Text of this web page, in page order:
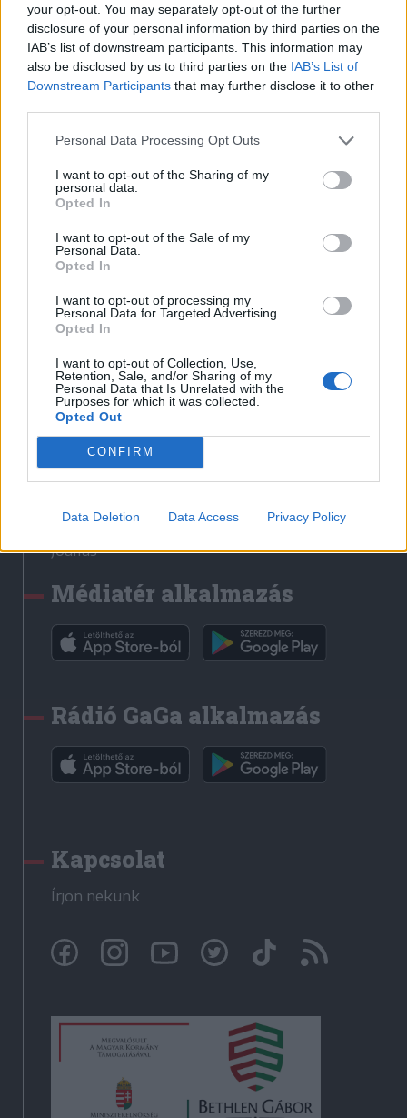
your opt-out. You may separately opt-out of the further
disclosure of your personal information by third parties on the
IAB’s list of downstream participants. This information may
also be disclosed by us to third parties on the IAB’s List of
Downstream Participants that may further disclose it to other
Personal Data Processing Opt Outs
I want to opt-out of the Sharing of my
personal data.
Opted In
I want to opt-out of the Sale of my
Personal Data.
Opted In
I want to opt-out of processing my
Personal Data for Targeted Advertising.
Opted In
I want to opt-out of Collection, Use,
Retention, Sale, and/or Sharing of my
Personal Data that Is Unrelated with the
Purposes for which it was collected.
Opted Out
CONFIRM
Data Deletion Data Access Privacy Policy
Szerzői jogok
Adatvédelmi tájékoztató
Cookie-kezelési tájékoztató
Hozzászólási szabályzat
Nyomtatott lapjaink archívuma
Székely Hírmondó archívuma
Sütibeállítások
Médiatér
Liget
Krónika
Bihari Napló
Erdélyi Napló
Főtér
Rádió GaGa
Jóállás
Médiatér alkalmazás
Rádió GaGa alkalmazás
Kapcsolat
Írjon nekünk